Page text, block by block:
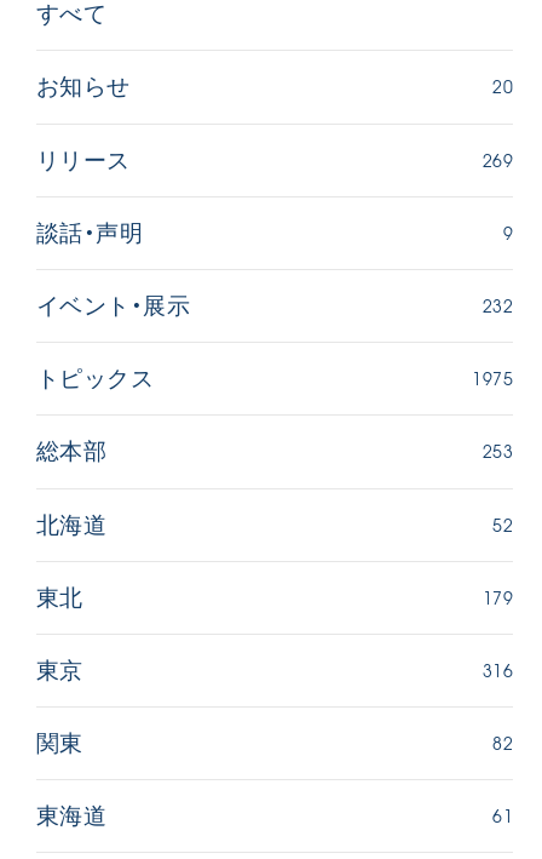
すべて
お知らせ 20
リリース 269
談話・声明 9
イベント・展示 232
トピックス 1975
総本部 253
北海道 52
東北 179
東京 316
関東 82
東海道 61